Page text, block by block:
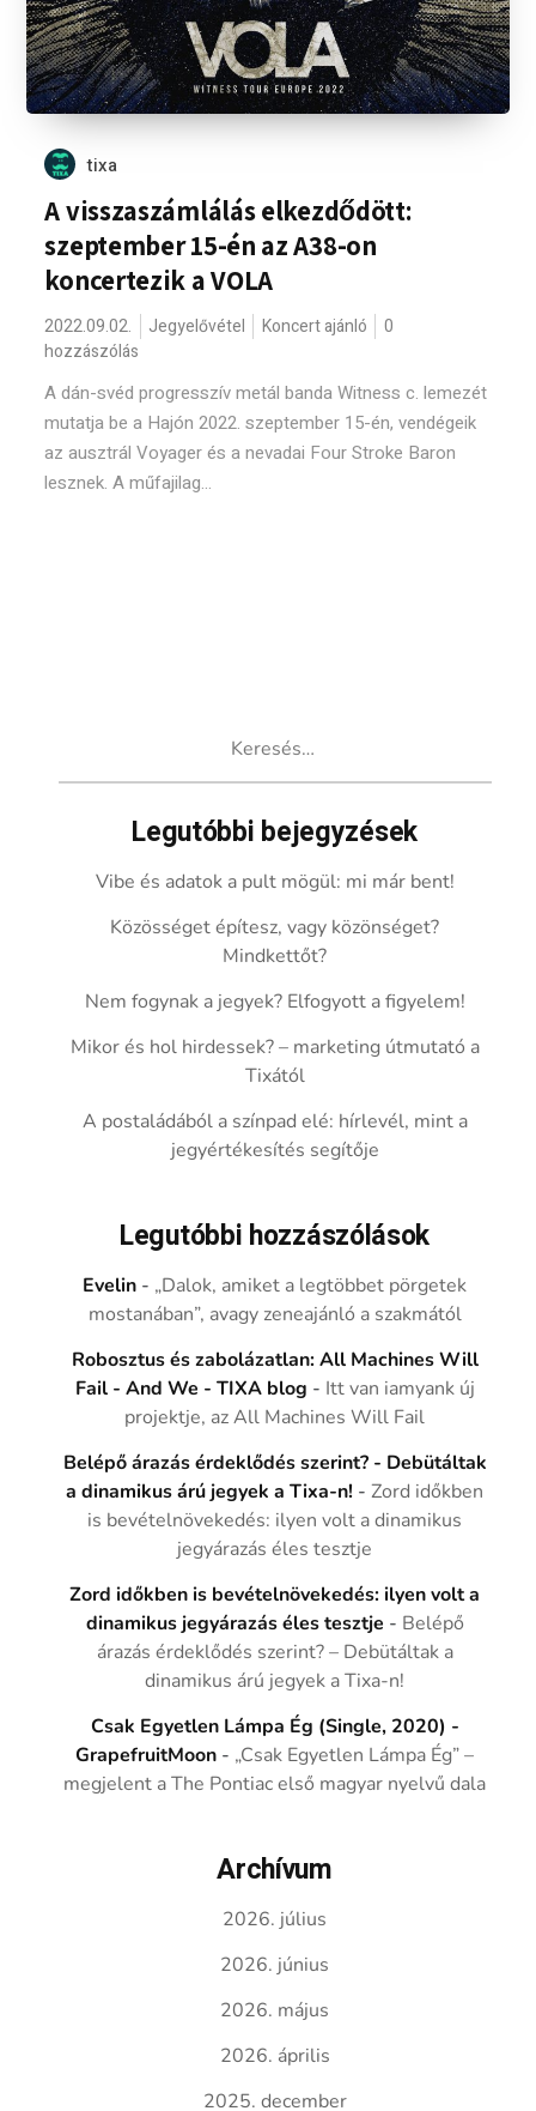
tixa
A visszaszámlálás elkezdődött:
szeptember 15-én az A38-on
koncertezik a VOLA
2022.09.02. Jegyelővétel Koncert ajánló
0
hozzászólás
A dán-svéd progresszív metál banda Witness c. lemezét
mutatja be a Hajón 2022. szeptember 15-én, vendégeik
az ausztrál Voyager és a nevadai Four Stroke Baron
lesznek. A műfajilag...
Legutóbbi bejegyzések
Vibe és adatok a pult mögül: mi már bent!
Közösséget építesz, vagy közönséget?
Mindkettőt?
Nem fogynak a jegyek? Elfogyott a figyelem!
Mikor és hol hirdessek? – marketing útmutató a
Tixától
A postaládából a színpad elé: hírlevél, mint a
jegyértékesítés segítője
Legutóbbi hozzászólások
Evelin - „Dalok, amiket a legtöbbet pörgetek
mostanában”, avagy zeneajánló a szakmától
Robosztus és zabolázatlan: All Machines Will
Fail - And We - TIXA blog - Itt van iamyank új
projektje, az All Machines Will Fail
Belépő árazás érdeklődés szerint? - Debütáltak
a dinamikus árú jegyek a Tixa-n! -Zord időkben
is bevételnövekedés: ilyen volt a dinamikus
jegyárazás éles tesztje
Zord időkben is bevételnövekedés: ilyen volt a
dinamikus jegyárazás éles tesztje - Belépő
árazás érdeklődés szerint? – Debütáltak a
dinamikus árú jegyek a Tixa-n!
Csak Egyetlen Lámpa Ég (Single, 2020) -
GrapefruitMoon - „Csak Egyetlen Lámpa Ég” –
megjelent a The Pontiac első magyar nyelvű dala
Archívum
2026. július
2026. június
2026. május
2026. április
2025. december